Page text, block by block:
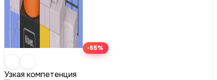
-55%
Узкая компетенция